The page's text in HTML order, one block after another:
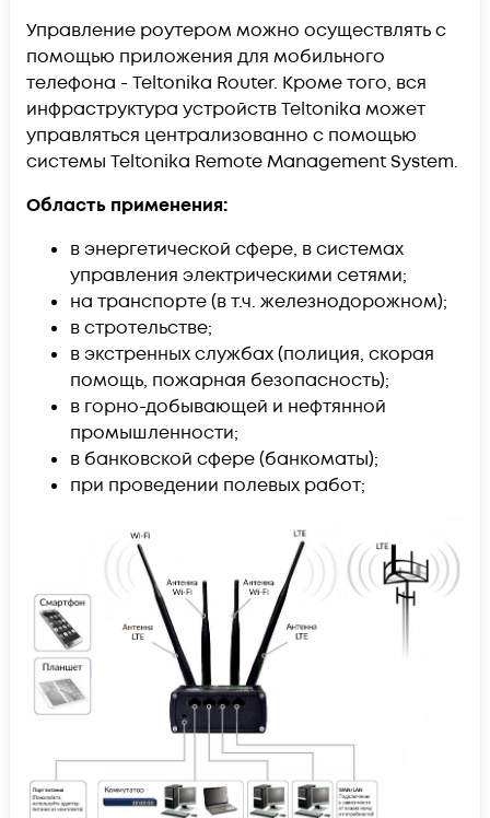
Управление роутером можно осуществлять с
помощью приложения для мобильного
телефона - Teltonika Router. Кроме того, вся
инфраструктура устройств Teltonika может
управляться централизованно с помощью
системы Teltonika Remote Management System.
Область применения:
в энергетической сфере, в системах
управления электрическими сетями;
на транспорте (в т.ч. железнодорожном);
в стротельстве;
в экстренных службах (полиция, скорая
помощь, пожарная безопасность);
в горно-добывающей и нефтянной
промышленности;
в банковской сфере (банкоматы);
при проведении полевых работ;